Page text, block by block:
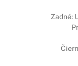
Zadné: